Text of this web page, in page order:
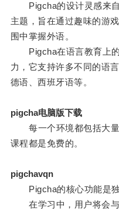
Pigcha的设计灵感来自
主题，旨在通过趣味的游
围中掌握外语。
Pigcha在语言教育上的
力，它支持许多不同的语
德语、西班牙语等。
pigcha电脑版下载
每一个环境都包括大量
课程都是免费的。
pigchavqn
Pigcha的核心功能是独
在学习中，用户将会与